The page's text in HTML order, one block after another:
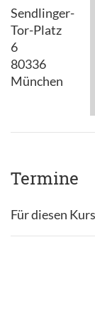
Sendlinger-
Tor-Platz
6
80336
München
Termine
Für diesen